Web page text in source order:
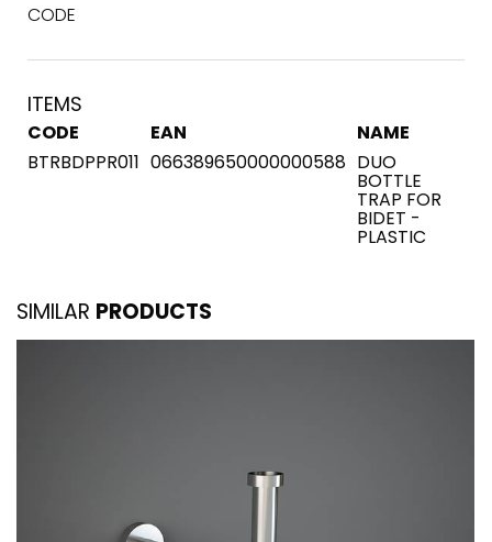
CODE
ITEMS
CODE EAN
NAME
BTRBDPPR011 066389650000000588 DUO
BOTTLE
TRAP FOR
BIDET -
PLASTIC
SIMILAR PRODUCTS